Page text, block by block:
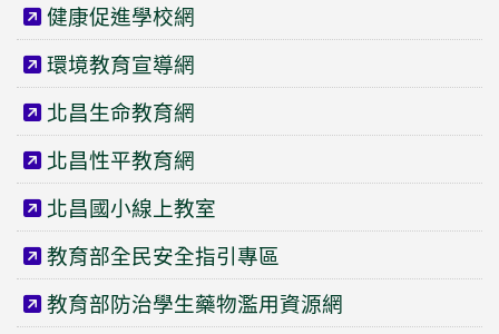
健康促進學校網
環境教育宣導網
北昌生命教育網
北昌性平教育網
北昌國小線上教室
教育部全民安全指引專區
教育部防治學生藥物濫用資源網